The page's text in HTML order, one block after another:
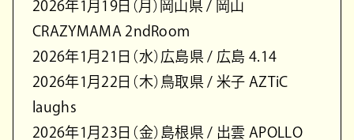
2026年1月19日（月）岡山県 / 岡山
CRAZYMAMA 2ndRoom
2026年1月21日（水）広島県 / 広島 4.14
2026年1月22日（木）鳥取県 / 米子 AZTiC
laughs
2026年1月23日（金）島根県 / 出雲 APOLLO